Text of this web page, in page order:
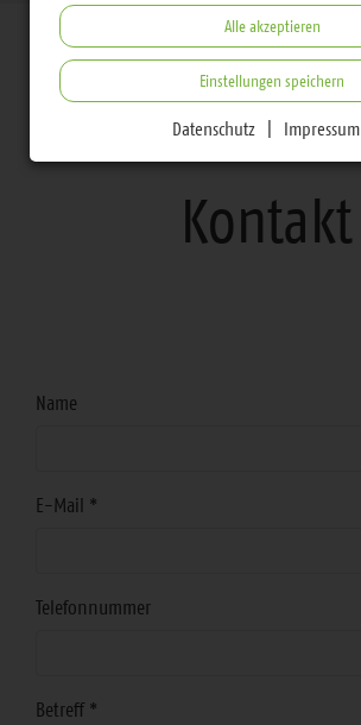
Servicebereich
Kontakt
Bereich
Name
E-Mail *
Telefonnummer
Betreff *
Alle akzeptieren
Einstellungen speichern
Datenschutz Impressum